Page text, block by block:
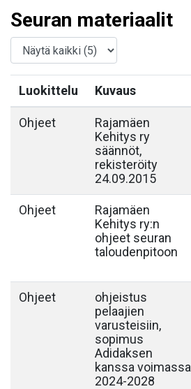
Seuran materiaalit
Luokittelu Kuvaus
Ohjeet
Rajamäen
Kehitys ry
säännöt,
rekisteröity
24.09.2015
Ohjeet
Rajamäen
Kehitys ry:n
ohjeet seuran
taloudenpitoon
Ohjeet
ohjeistus
pelaajien
varusteisiin,
sopimus
Adidaksen
kanssa voimassa
2024-2028